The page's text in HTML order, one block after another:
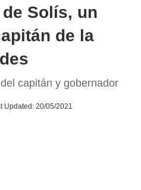
Solís, un
de la
capitán y gobernador
Updated: 20/05/2021